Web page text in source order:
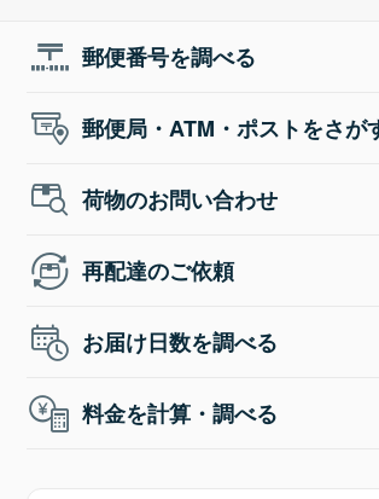
郵便番号を調べる
郵便局・ATM・ポストをさが
荷物のお問い合わせ
再配達のご依頼
お届け日数を調べる
料金を計算・調べる